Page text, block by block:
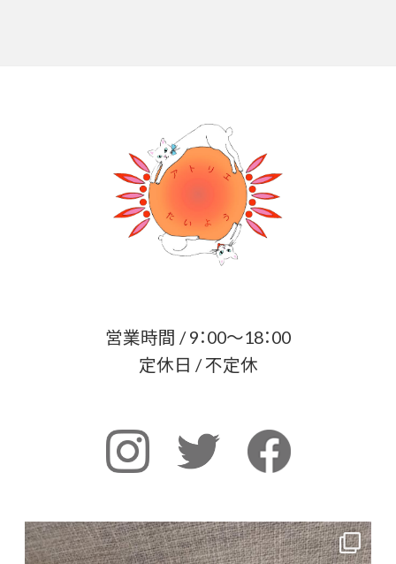
営業時間 / 9：00～18：00
定休日 / 不定休